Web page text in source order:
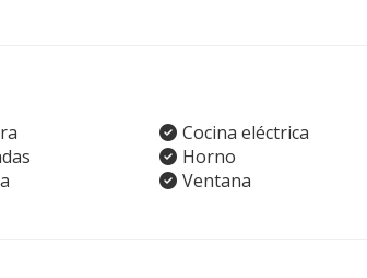
Cocina eléctrica
Horno
Ventana